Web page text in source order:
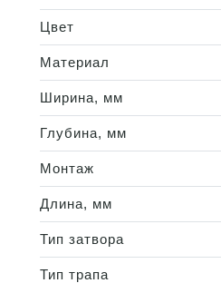
Цвет
Материал
Ширина, мм
Глубина, мм
Монтаж
Длина, мм
Тип затвора
Тип трапа